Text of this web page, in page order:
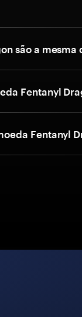
são a mesma
Fentanyl
Fentanyl